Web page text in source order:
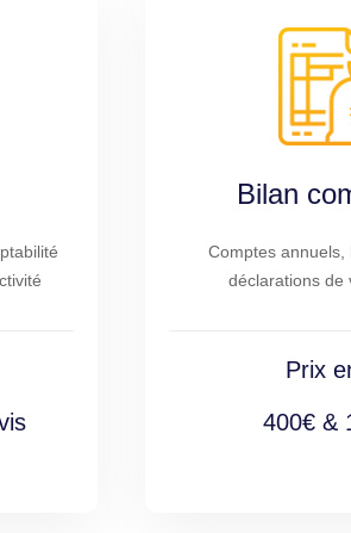
Bilan
Comptes annuels,
déclarations de
Prix
400€ &